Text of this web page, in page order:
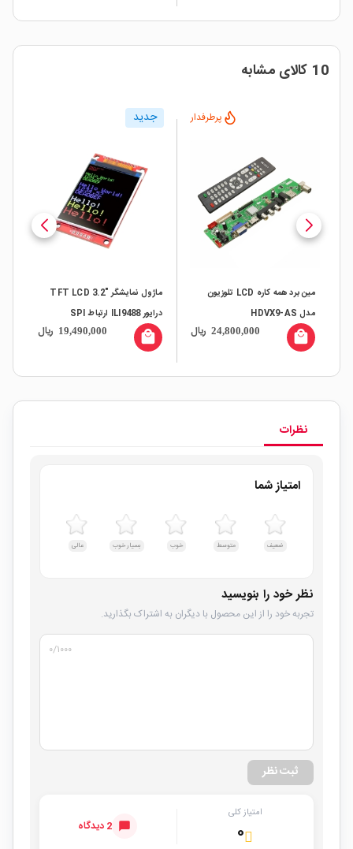
10 کالای مشابه
پرطرفدار
مین برد همه کاره LCD تلوزیون
مدل HDVX9-AS
24,800,000 ریال local_mall
جدید
ماژول نمایشگر "TFT LCD 3.2
درایور ILI9488 ارتباط SPI
19,490,000 ریال local_mall
نظرات
امتیاز شما
ضعیف متوسط خوب بسیار خوب عالی
نظر خود را بنویسید
تجربه خود را از این محصول با دیگران به اشتراک بگذارید.
۰/۱۰۰۰
ثبت نظر
امتیاز کلی
۰ 2 دیدگاه